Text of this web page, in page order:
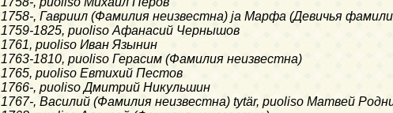
1758-, Гавриил (Фамилия неизвестна) ja Марфа (Девичья
1759-1825, puoliso Афанасий Чернышов
1761, puoliso Иван Язынин
1763-1810, puoliso Герасим (Фамилия неизвестна)
1765, puoliso Евтихий Пестов
1766-, puoliso Дмитрий Никульшин
1767-, Василий (Фамилия неизвестна) tytär, puoliso Матвей